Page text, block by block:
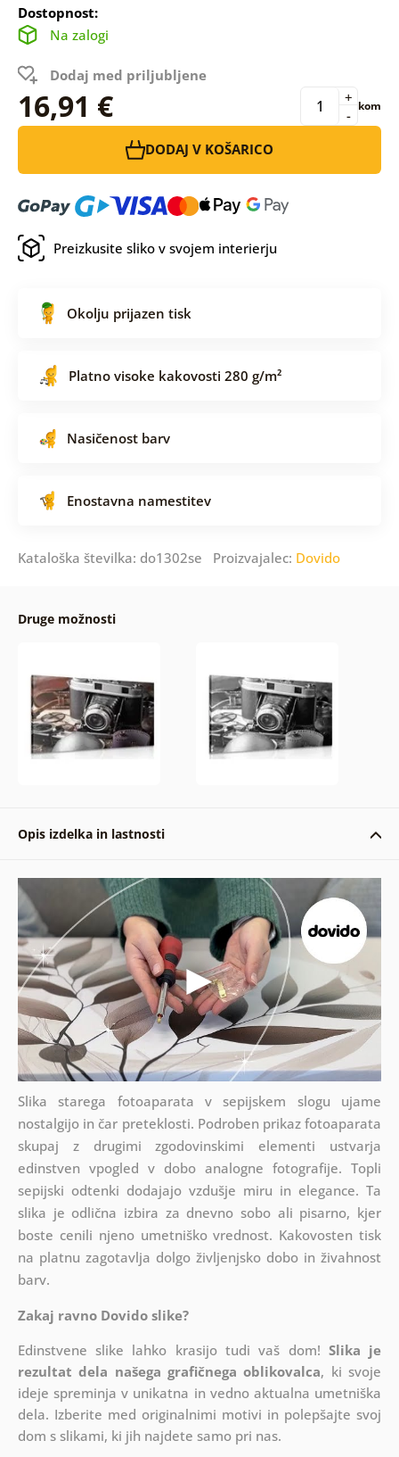
Dostopnost:
Na zalogi
Dodaj med priljubljene
16,91 € -
+ kom
DODAJ V KOŠARICO
Preizkusite sliko v svojem interierju
Okolju prijazen tisk
Platno visoke kakovosti 280 g/m²
Nasičenost barv
Enostavna namestitev
Kataloška številka: do1302se Proizvajalec: Dovido
Druge možnosti
Opis izdelka in lastnosti
Slika starega fotoaparata v sepijskem slogu ujame
nostalgijo in čar preteklosti. Podroben prikaz fotoaparata
skupaj z drugimi zgodovinskimi elementi ustvarja
edinstven vpogled v dobo analogne fotografije. Topli
sepijski odtenki dodajajo vzdušje miru in elegance. Ta
slika je odlična izbira za dnevno sobo ali pisarno, kjer
boste cenili njeno umetniško vrednost. Kakovosten tisk
na platnu zagotavlja dolgo življenjsko dobo in živahnost
barv.
Zakaj ravno Dovido slike?
Edinstvene slike lahko krasijo tudi vaš dom! Slika je
rezultat dela našega grafičnega oblikovalca, ki svoje
ideje spreminja v unikatna in vedno aktualna umetniška
dela. Izberite med originalnimi motivi in polepšajte svoj
dom s slikami, ki jih najdete samo pri nas.